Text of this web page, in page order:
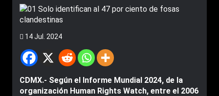
14 Jul. 2024
CDMX.- Según el Informe Mundial 2024, de la
organización Human Rights Watch, entre el 2006